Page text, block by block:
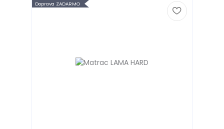
Doprava ZADARMO